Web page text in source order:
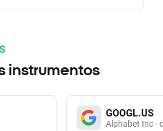
instrumentos
GOOGL.US
Alphabet Inc -